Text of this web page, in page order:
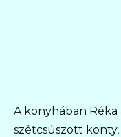
A konyhában Réka
szétcsúszott